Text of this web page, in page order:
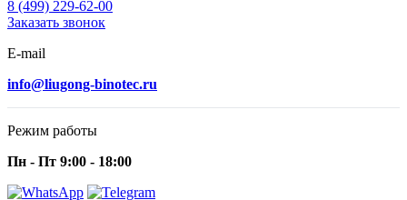
8 (499) 229-62-00
Заказать звонок
E-mail
info@liugong-binotec.ru
Режим работы
Пн - Пт 9:00 - 18:00